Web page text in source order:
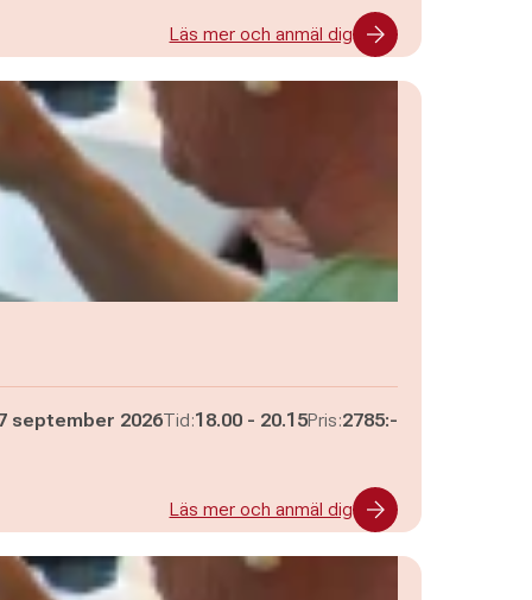
Läs mer och anmäl dig
september 2026Tid:Pågår mellan
18.00 - och
20.15Pris:2785:-
Läs mer och anmäl dig